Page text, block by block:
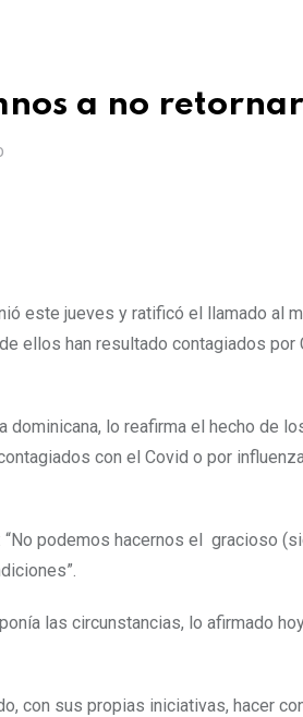
a no
este jueves y ratificó el llamado al
ellos han resultado contagiados por
dominicana, lo reafirma el hecho de
con el Covid o por
podemos hacernos el gracioso
las circunstancias, lo afirmado
con sus propias iniciativas, hacer